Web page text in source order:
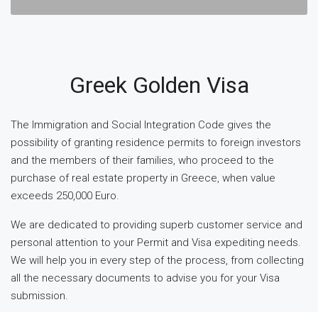
Greek Golden Visa
The Immigration and Social Integration Code gives the
possibility of granting residence permits to foreign investors
and the members of their families, who proceed to the
purchase of real estate property in Greece, when value
exceeds 250,000 Euro.
We are dedicated to providing superb customer service and
personal attention to your Permit and Visa expediting needs.
We will help you in every step of the process, from collecting
all the necessary documents to advise you for your Visa
submission.